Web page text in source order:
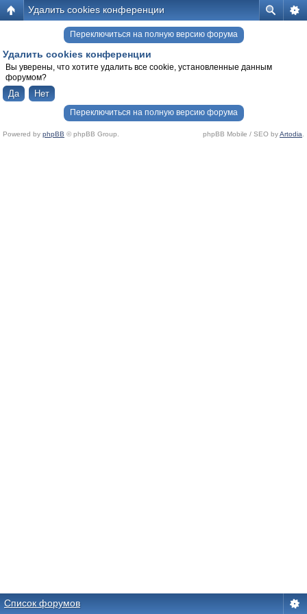
Удалить cookies конференции
Переключиться на полную версию форума
Удалить cookies конференции
Вы уверены, что хотите удалить все cookie, установленные данным
форумом?
Переключиться на полную версию форума
Powered by phpBB © phpBB Group. phpBB Mobile / SEO byArtodia
Список форумов